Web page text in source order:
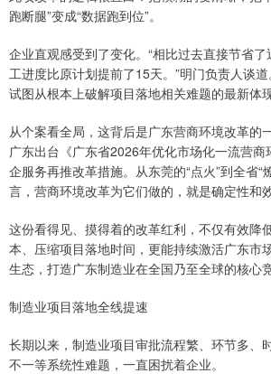
跑断腿”变成“数据跑到位”。
企业直观感受到了变化。“相比过去直接节省
工进度比原计划提前了15天。”明门负责人谈
试图从根本上破解项目落地相关难题的最新体现
从个案看全局，这背后是广东营商环境改革的
广东出台《广东省2026年优化市场化一流营
企服务再推改革措施。从东莞的“点火”到全省“
言，营商环境改革为它们做的，就是确定性和效
这份看得见、摸得着的改革红利，不仅有效降
本、压缩项目落地时间，更能持续激活广东市
生态，打造广东制造业在全国乃至全球的核心
制造业项目落地全线提速
长期以来，制造业项目审批流程繁、环节多、
不一等系统性难题，一直困扰着企业。